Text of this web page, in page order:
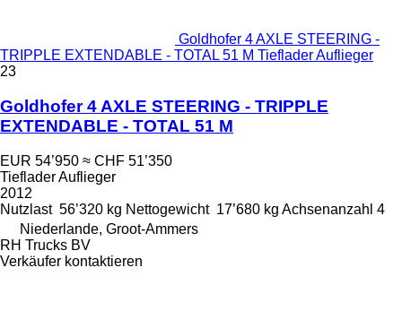
Goldhofer 4 AXLE STEERING -
TRIPPLE EXTENDABLE - TOTAL 51 M Tieflader Auflieger
23
Goldhofer 4 AXLE STEERING - TRIPPLE
EXTENDABLE - TOTAL 51 M
EUR 54’950 ≈ CHF 51’350
Tieflader Auflieger
2012
Nutzlast 56’320 kg Nettogewicht 17’680 kg Achsenanzahl 4
Niederlande, Groot-Ammers
RH Trucks BV
Verkäufer kontaktieren